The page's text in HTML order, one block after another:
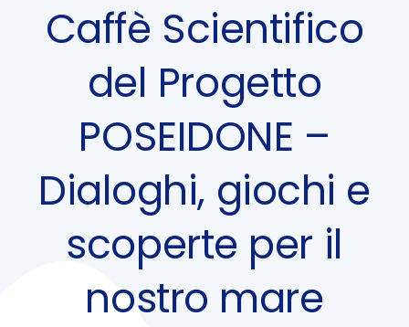
Caffè Scientifico
del Progetto
POSEIDONE –
Dialoghi, giochi e
scoperte per il
nostro mare